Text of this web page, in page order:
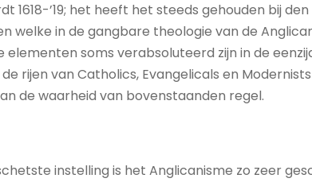
1618-’19; het heeft het steeds gehouden bij
welke in de gangbare theologie van de
elementen soms verabsoluteerd zijn in de
rijen van Catholics, Evangelicals en
de waarheid van bovenstaanden regel.
instelling is het Anglicanisme zo zeer